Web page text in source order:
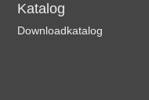
Katalog
Downloadkatalog